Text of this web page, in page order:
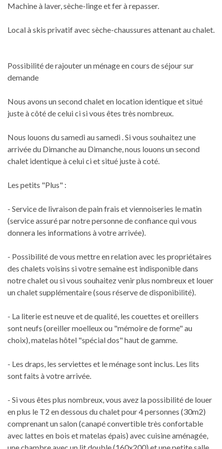
Machine à laver, sèche-linge et fer à repasser.
Local à skis privatif avec sèche-chaussures attenant au chalet.
Possibilité de rajouter un ménage en cours de séjour sur
demande
Nous avons un second chalet en location identique et situé
juste à côté de celui ci si vous êtes très nombreux.
Nous louons du samedi au samedi . Si vous souhaitez une
arrivée du Dimanche au Dimanche, nous louons un second
chalet identique à celui ci et situé juste à coté.
Les petits "Plus" :
- Service de livraison de pain frais et viennoiseries le matin
(service assuré par notre personne de confiance qui vous
donnera les informations à votre arrivée).
- Possibilité de vous mettre en relation avec les propriétaires
des chalets voisins si votre semaine est indisponible dans
notre chalet ou si vous souhaitez venir plus nombreux et louer
un chalet supplémentaire (sous réserve de disponibilité).
- La literie est neuve et de qualité, les couettes et oreillers
sont neufs (oreiller moelleux ou "mémoire de forme" au
choix), matelas hôtel "spécial dos" haut de gamme.
- Les draps, les serviettes et le ménage sont inclus. Les lits
sont faits à votre arrivée.
- Si vous êtes plus nombreux, vous avez la possibilité de louer
en plus le T2 en dessous du chalet pour 4 personnes (30m2)
comprenant un salon (canapé convertible très confortable
avec lattes en bois et matelas épais) avec cuisine aménagée,